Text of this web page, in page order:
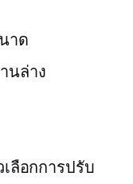
าด
นล่าง
ลือกการปรับ